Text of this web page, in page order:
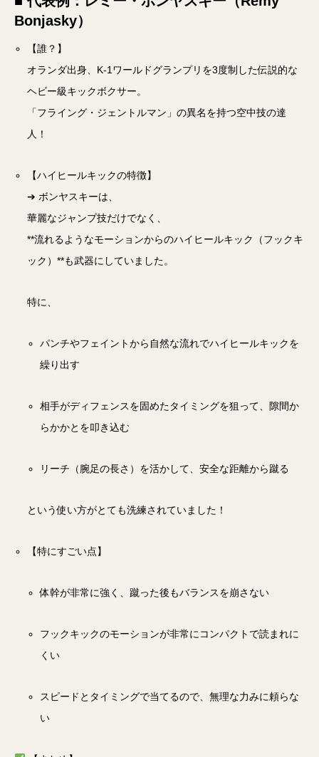
Bonjasky）
【誰？】
オランダ出身、K-1ワールドグランプリを3度制した伝説的な
ヘビー級キックボクサー。
「フライング・ジェントルマン」の異名を持つ空中技の達
人！
【ハイヒールキックの特徴】
➔ ボンヤスキーは、
華麗なジャンプ技だけでなく、
**流れるようなモーションからのハイヒールキック（フックキ
ック）**も武器にしていました。
特に、
パンチやフェイントから自然な流れでハイヒールキックを
繰り出す
相手がディフェンスを固めたタイミングを狙って、隙間か
らかかとを叩き込む
リーチ（腕足の長さ）を活かして、安全な距離から蹴る
という使い方がとても洗練されていました！
【特にすごい点】
体幹が非常に強く、蹴った後もバランスを崩さない
フックキックのモーションが非常にコンパクトで読まれに
くい
スピードとタイミングで当てるので、無理な力みに頼らな
い